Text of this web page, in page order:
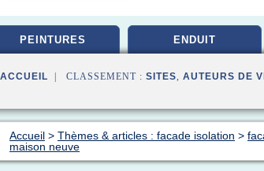
PEINTURES ENDUIT
ACCUEIL | CLASSEMENT : SITES, AUTEURS DE
Accueil > Thèmes & articles : facade isolation >
maison neuve